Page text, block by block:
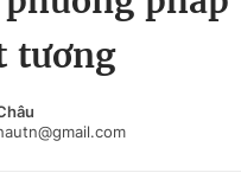
khác
mới
xem
xuất
tương